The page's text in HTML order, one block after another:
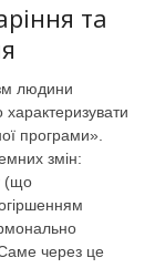
та
людини
характеризувати
програми».
змін:
(що
через це